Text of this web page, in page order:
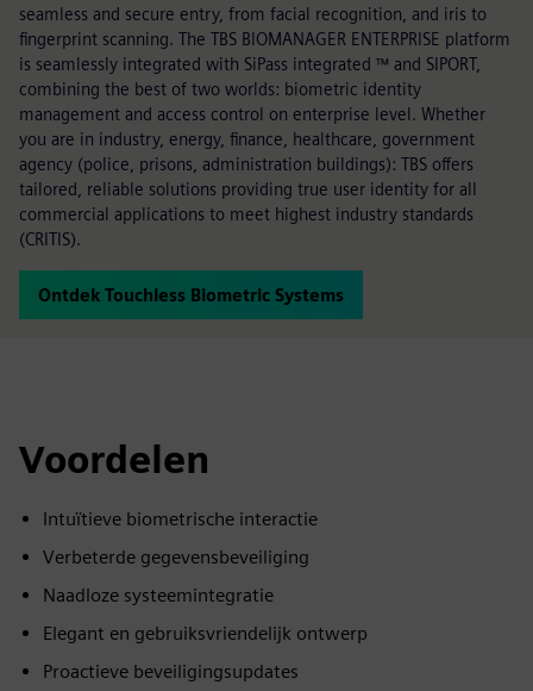
seamless and secure entry, from facial recognition, and iris to
fingerprint scanning. The TBS BIOMANAGER ENTERPRISE platform
is seamlessly integrated with SiPass integrated ™ and SIPORT,
combining the best of two worlds: biometric identity
management and access control on enterprise level. Whether
you are in industry, energy, finance, healthcare, government
agency (police, prisons, administration buildings): TBS offers
tailored, reliable solutions providing true user identity for all
commercial applications to meet highest industry standards
(CRITIS).
Ontdek Touchless Biometric Systems
Voordelen
Intuïtieve biometrische interactie
Verbeterde gegevensbeveiliging
Naadloze systeemintegratie
Elegant en gebruiksvriendelijk ontwerp
Proactieve beveiligingsupdates